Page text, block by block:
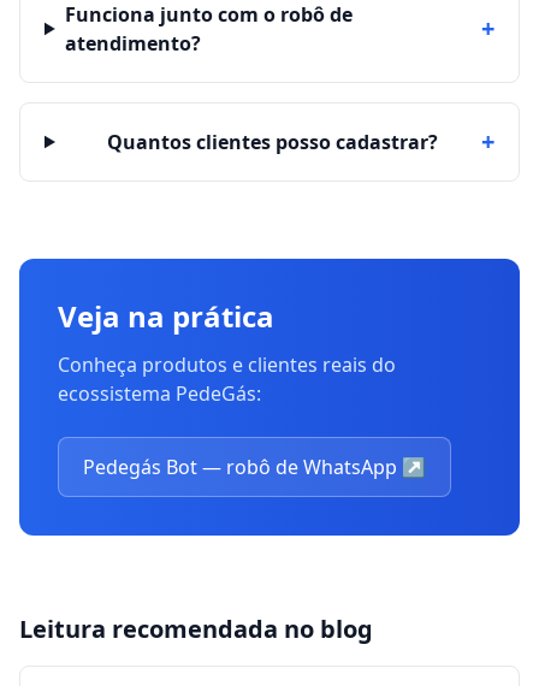
Funciona junto com o robô de
atendimento?
+
Quantos clientes posso cadastrar? +
Veja na prática
Conheça produtos e clientes reais do
ecossistema PedeGás:
Pedegás Bot — robô de WhatsApp ↗
Leitura recomendada no blog